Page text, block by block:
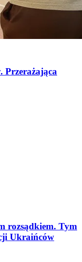
Przerażająca
rozsądkiem. Tym
Ukraińców